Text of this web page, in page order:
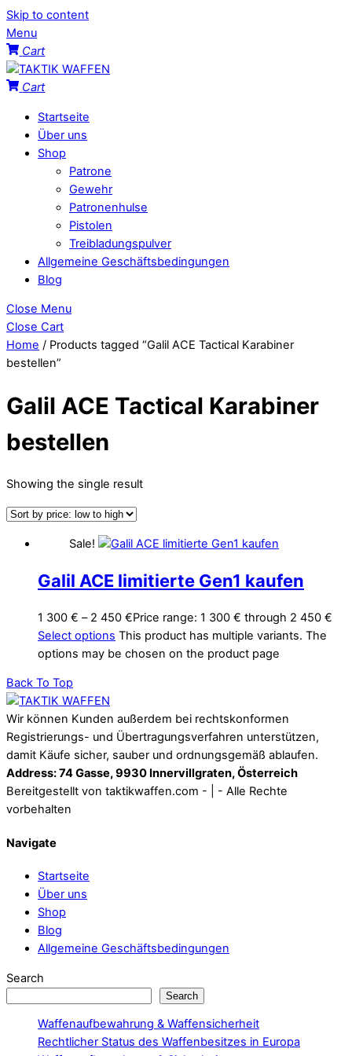
Skip to content
Menu
Cart
Cart
Startseite
Über uns
Shop
Patrone
Gewehr
Patronenhulse
Pistolen
Treibladungspulver
Allgemeine Geschäftsbedingungen
Blog
Close Menu
Close Cart
Home / Products tagged “Galil ACE Tactical Karabiner
bestellen”
Galil ACE Tactical Karabiner
bestellen
Showing the single result
Sale!
Galil ACE limitierte Gen1 kaufen
1 300 € – 2 450 €Price range: 1 300 € through 2 450 €
Select options This product has multiple variants. The
options may be chosen on the product page
Back To Top
Wir können Kunden außerdem bei rechtskonformen
Registrierungs- und Übertragungsverfahren unterstützen,
damit Käufe sicher, sauber und ordnungsgemäß ablaufen.
Address: 74 Gasse, 9930 Innervillgraten, Österreich
Bereitgestellt von taktikwaffen.com - | - Alle Rechte
vorbehalten
Navigate
Startseite
Über uns
Shop
Blog
Allgemeine Geschäftsbedingungen
Search
Search
Waffenaufbewahrung & Waffensicherheit
Rechtlicher Status des Waffenbesitzes in Europa